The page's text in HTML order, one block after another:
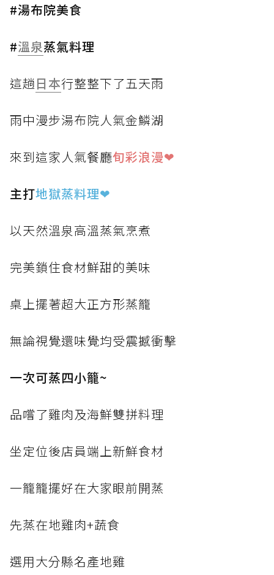
#湯布院美食
#溫泉蒸氣料理
這趟日本行整整下了五天雨
雨中漫步湯布院人氣金鱗湖
來到這家人氣餐廳旬彩浪漫❤
主打地獄蒸料理❤
以天然溫泉高溫蒸氣烹煮
完美鎖住食材鮮甜的美味
桌上擺著超大正方形蒸籠
無論視覺還味覺均受震撼衝擊
一次可蒸四小籠~
品嚐了雞肉及海鮮雙拼料理
坐定位後店員端上新鮮食材
一籠籠擺好在大家眼前開蒸
先蒸在地雞肉+蔬食
選用大分縣名產地雞